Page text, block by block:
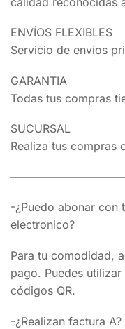
ENVÍOS FLEXIBLES
Servicio de envíos
GARANTIA
Todas tus compras
SUCURSAL
Realiza tus compras
-¿Puedo abonar
electronico?
Para tu comodidad,
pago. Puedes
códigos QR.
-¿Realizan factura A?